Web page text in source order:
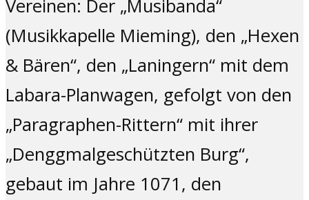
Vereinen: Der „Musibanda“
(Musikkapelle Mieming), den „Hexen
& Bären“, den „Laningern“ mit dem
Labara-Planwagen, gefolgt von den
„Paragraphen-Rittern“ mit ihrer
„Denggmalgeschützten Burg“,
gebaut im Jahre 1071, den